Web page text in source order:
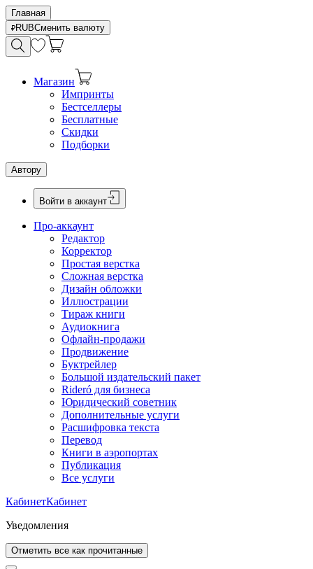
Главная
RUBСменить валюту
Магазин
Импринты
Бестселлеры
Бесплатные
Скидки
Подборки
Автору
Войти в аккаунт
Про-аккаунт
Редактор
Корректор
Простая верстка
Сложная верстка
Дизайн обложки
Иллюстрации
Тираж книги
Аудиокнига
Офлайн-продажи
Продвижение
Буктрейлер
Большой издательский пакет
Rideró для бизнеса
Юридический советник
Дополнительные услуги
Расшифровка текста
Перевод
Книги в аэропортах
Публикация
Все услуги
КабинетКабинет
Уведомления
Отметить все как прочитанные